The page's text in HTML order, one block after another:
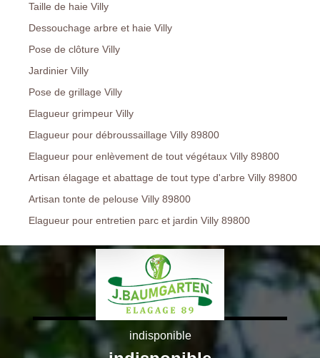
Taille de haie Villy
Dessouchage arbre et haie Villy
Pose de clôture Villy
Jardinier Villy
Pose de grillage Villy
Elagueur grimpeur Villy
Elagueur pour débroussaillage Villy 89800
Elagueur pour enlèvement de tout végétaux Villy 89800
Artisan élagage et abattage de tout type d'arbre Villy 89800
Artisan tonte de pelouse Villy 89800
Elagueur pour entretien parc et jardin Villy 89800
indisponible